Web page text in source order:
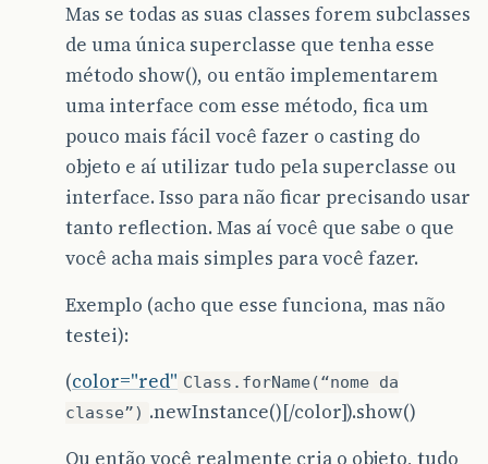
Mas se todas as suas classes forem subclasses
de uma única superclasse que tenha esse
método show(), ou então implementarem
uma interface com esse método, fica um
pouco mais fácil você fazer o casting do
objeto e aí utilizar tudo pela superclasse ou
interface. Isso para não ficar precisando usar
tanto reflection. Mas aí você que sabe o que
você acha mais simples para você fazer.
Exemplo (acho que esse funciona, mas não
testei):
(color="red" Class.forName(“nome da
classe”) .newInstance()[/color]).show()
Ou então você realmente cria o objeto, tudo